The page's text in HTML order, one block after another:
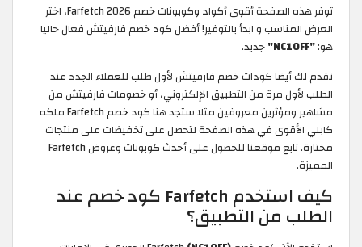
توفر هذه الصفحة أقوى أكواد وكوبونات خصم Farfetch 2026، اختر
العرض المناسب و ابدأ بالتوفير! أفضل كود خصم فارفيتش فعال حاليا
هو:"NC10FF"
جديد.
نقدم لك أيضا كودات خصم فارفيتش لأول طلب للعملاء الجدد عند
الطلب لأول مرة من التطبيق الإلكتروني، أو خصومات فارفيتش من
مشاهير ومؤثرين معروفين مثلا ستجد هنا كود خصم Farfetch ملكه
كابلي الأقوى في هذه الصفحة لتحصل على تخفيضات على منتجات
مختارة. تابع موقعنا للحصول على أحدث كوبونات وعروض Farfetch
المميزة.
كيف استخدم Farfetch كود خصم عند
الطلب من التطبيق؟